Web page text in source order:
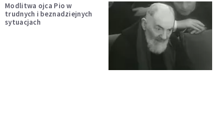
Modlitwa ojca Pio w
trudnych i beznadziejnych
sytuacjach